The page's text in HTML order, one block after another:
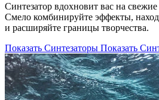
Синтезатор вдохновит вас на
Смело комбинируйте эффекты,
и расширяйте границы творчества.
Показать Синтезаторы Показать